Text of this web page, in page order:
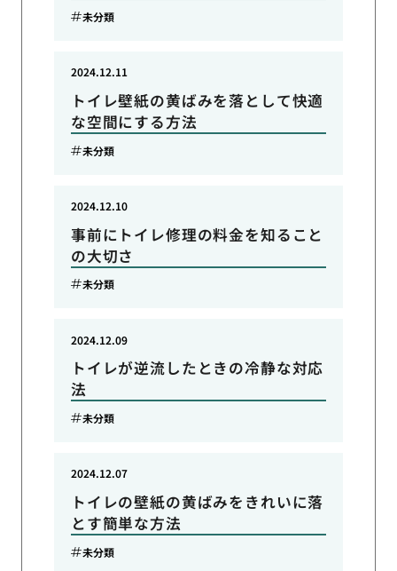
未分類
トイレ壁紙の黄ばみを落として快適
な空間にする方法
2024.12.11
未分類
事前にトイレ修理の料金を知ること
の大切さ
2024.12.10
未分類
トイレが逆流したときの冷静な対応
法
2024.12.09
未分類
トイレの壁紙の黄ばみをきれいに落
とす簡単な方法
2024.12.07
未分類